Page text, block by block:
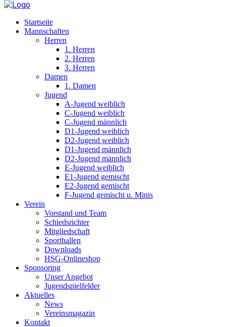
Startseite
Mannschaften
Herren
1. Herren
2. Herren
3. Herren
Damen
1. Damen
Jugend
A-Jugend weiblich
C-Jugend weiblich
C-Jugend männlich
D1-Jugend weiblich
D2-Jugend weiblich
D1-Jugend männlich
D2-Jugend männlich
E-Jugend weiblich
E1-Jugend gemischt
E2-Jugend gemischt
F-Jugend gemischt u. Minis
Verein
Vorstand und Team
Schiedsrichter
Mitgliedschaft
Sporthallen
Downloads
HSG-Onlineshop
Sponsoring
Unser Angebot
Jugendspielfelder
Aktuelles
News
Vereinsmagazin
Kontakt